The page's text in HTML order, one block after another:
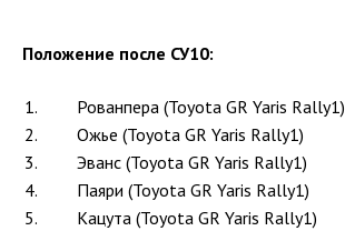
Положение после СУ10:
1. Рованпера (Toyota GR Yaris Rally1)
2.
Ожье (Toyota GR Yaris Rally1)
3.
Эванс (Toyota GR Yaris Rally1)
4.
Паяри (Toyota GR Yaris Rally1)
5.
Кацута (Toyota GR Yaris Rally1)